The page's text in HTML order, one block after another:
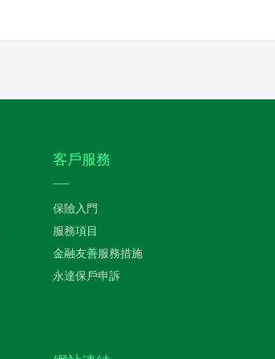
客戶服務
保險入門
服務項目
金融友善服務措施
永達保戶申訴